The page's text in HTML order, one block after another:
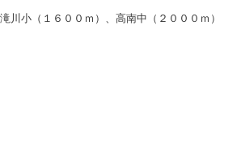
川小（１６００ｍ）、高南中（２０００ｍ）